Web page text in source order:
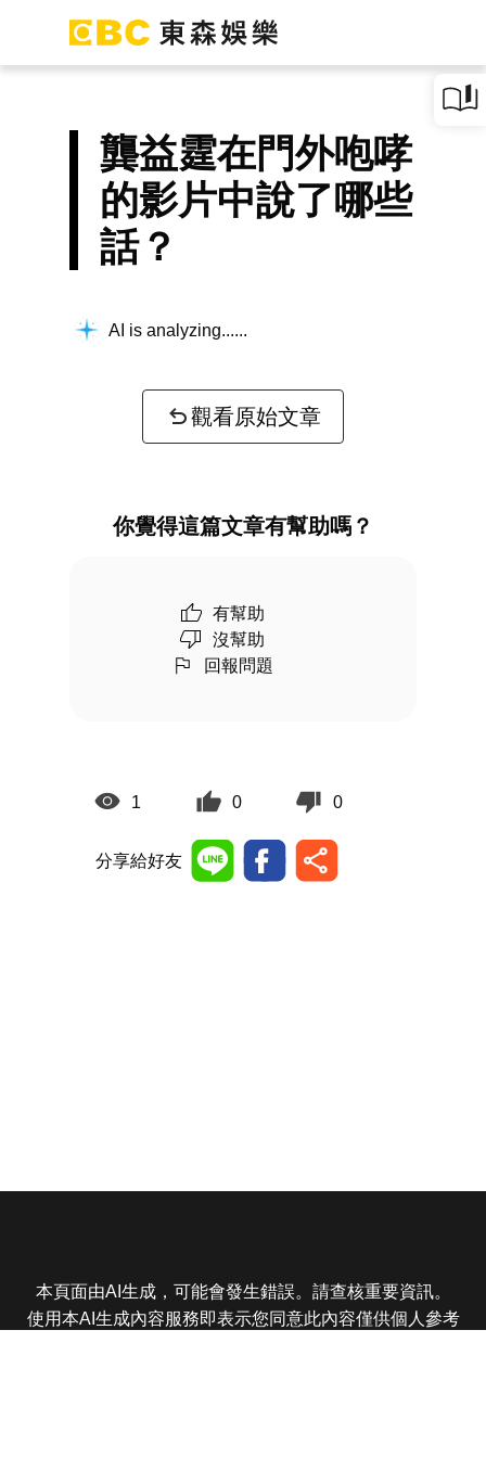
龔益霆在門外咆哮
的影片中說了哪些
話？
AI is analyzing...
觀看原始文章
你覺得這篇文章有幫助嗎？
有幫助
沒幫助
回報問題
1 0 0
分享給好友
本頁面由AI生成，可能會發生錯誤。請查核重要資訊。
使用本AI生成內容服務即表示您同意此內容僅供個人參考